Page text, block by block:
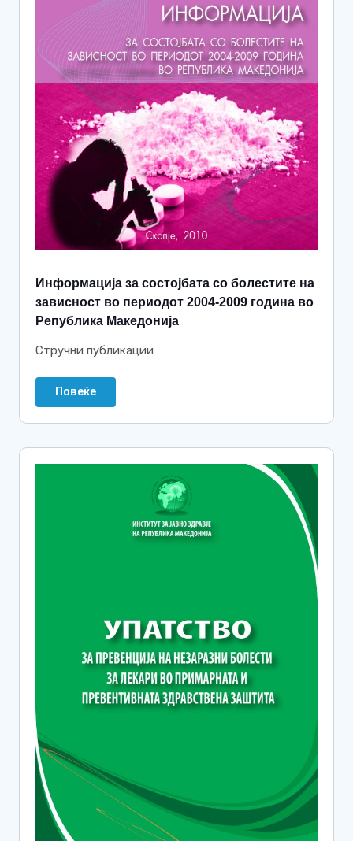
Информација за состојбата со болестите на
зависност во периодот 2004-2009 година во
Република Македонија
Стручни публикации
Повеќе